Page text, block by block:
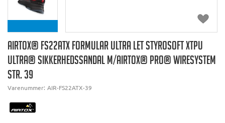
AIRTOX® FS22ATX FORMULAR ULTRA LET STYROSOFT XTPU
ULTRA® SIKKERHEDSSANDAL M/AIRTOX® PRO® WIRESYSTEM
STR. 39
Varenummer: AIR-FS22ATX-39